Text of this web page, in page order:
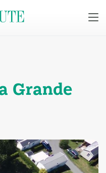
Grande